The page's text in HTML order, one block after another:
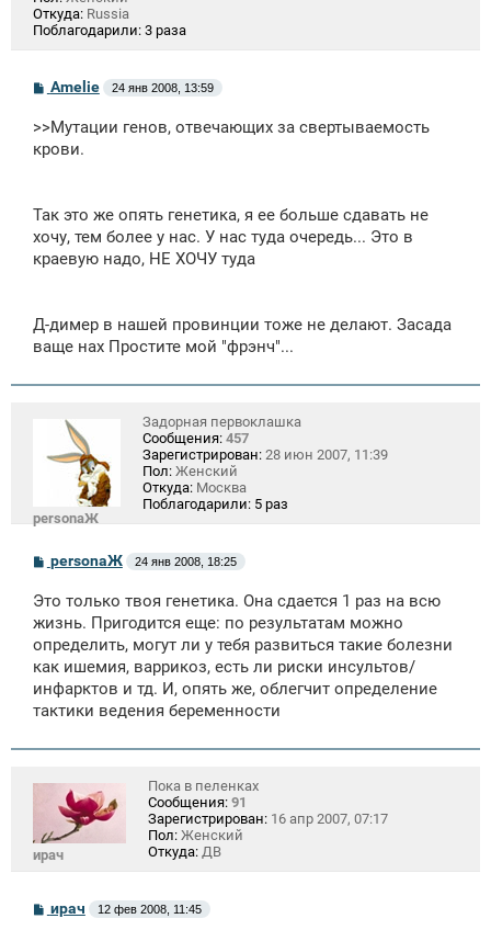
Откуда: Russia
Поблагодарили: 3 раза
С
о
б
щ
Amelie 24 янв 2008, 13:59
>>Мутации генов, отвечающих за свертываемость
крови.
Так это же опять генетика, я ее больше сдавать не
хочу, тем более у нас. У нас туда очередь... Это в
краевую надо, НЕ ХОЧУ туда
Д-димер в нашей провинции тоже не делают. Засада
ваще нах Простите мой "фрэнч"...
personaЖ
Задорная первоклашка
Сообщения: 457
Зарегистрирован: 28 июн 2007, 11:39
Пол: Женский
Откуда: Москва
Поблагодарили: 5 раз
С
о
б
щ
н
и
personaЖ 24 янв 2008, 18:25
Это только твоя генетика. Она сдается 1 раз на всю
жизнь. Пригодится еще: по результатам можно
определить, могут ли у тебя развиться такие болезни
как ишемия, варрикоз, есть ли риски инсультов/
инфарктов и тд. И, опять же, облегчит определение
тактики ведения беременности
ирач
Пока в пеленках
Сообщения: 91
Зарегистрирован: 16 апр 2007, 07:17
Пол: Женский
Откуда: ДВ
С
о
ирач 12 фев 2008, 11:45